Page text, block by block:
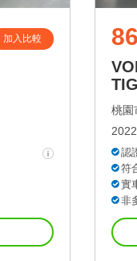
加入比較
桃
認
符
實
非